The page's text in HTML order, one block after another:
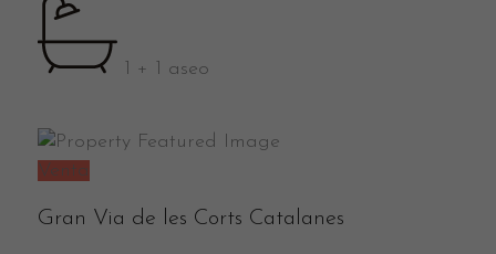
1 + 1 aseo
Venta
Gran Via de les Corts Catalanes